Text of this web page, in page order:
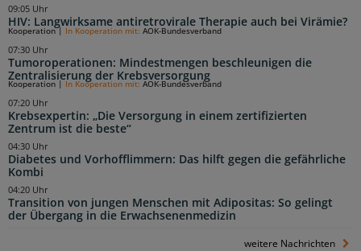
HIV: Langwirksame antiretrovirale Therapie auch bei Virämie?
09:05 Uhr
Tumoroperationen: Mindestmengen beschleunigen die
Zentralisierung der Krebsversorgung
Kooperation| In Kooperation mit: AOK-Bundesverband
07:30 Uhr
Krebsexpertin: „Die Versorgung in einem zertifizierten
Zentrum ist die beste“
Kooperation In Kooperation mit: AOK-Bundesverband
07:20 Uhr
Diabetes und Vorhofflimmern: Das hilft gegen die gefährliche
Kombi
04:30 Uhr
Transition von jungen Menschen mit Adipositas: So gelingt
der Übergang in die Erwachsenenmedizin
04:20 Uhr
weitere Nachrichten